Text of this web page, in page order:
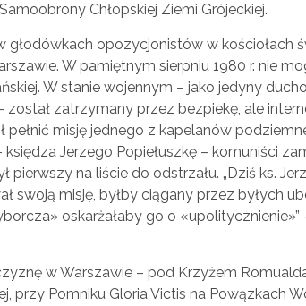
Chłopskiej Ziemi Grójeckiej.
głodówkach opozycjonistów w kościołach
W pamiętnym sierpniu 1980 r. nie
W stanie wojennym – jako jedyny
został zatrzymany przez bezpiekę, ale
pełnić misję jednego z kapelanów
księdza Jerzego Popiełuszkę – komuniści
pierwszy na liście do odstrzału. „Dziś ks.
swoją misję, byłby ciągany przez byłych
oskarżałaby go o «upolitycznienie»”
w Warszawie – pod Krzyżem
przy Pomniku Gloria Victis na Powązkach